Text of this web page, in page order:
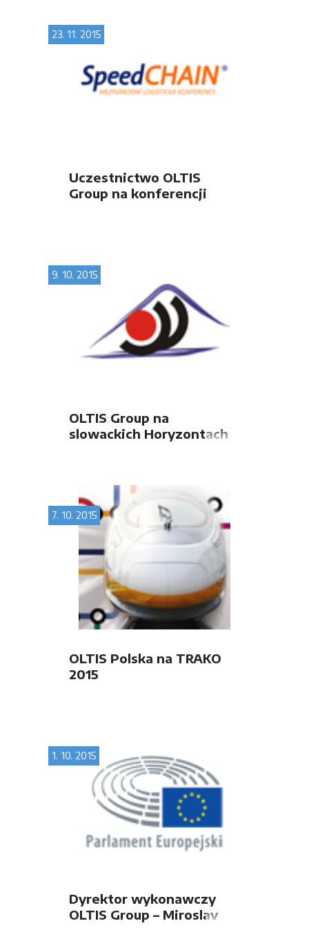
23. 11. 2015
Uczestnictwo OLTIS
Group na konferencji
9. 10. 2015
OLTIS Group na
slowackich Horyzontach
7. 10. 2015
OLTIS Polska na TRAKO
2015
1. 10. 2015
Dyrektor wykonawczy
OLTIS Group – Miroslav